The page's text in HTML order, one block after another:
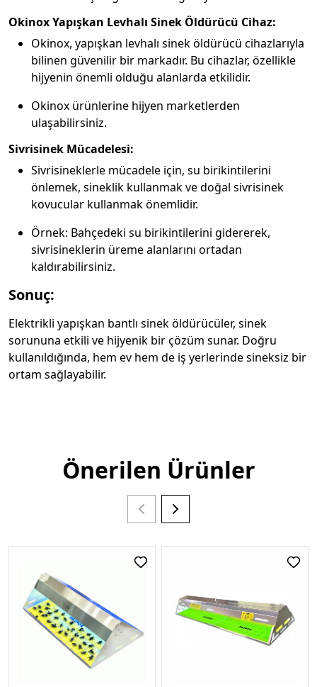
Okinox Yapışkan Levhalı Sinek Öldürücü Cihaz:
Okinox, yapışkan levhalı sinek öldürücü cihazlarıyla
bilinen güvenilir bir markadır. Bu cihazlar, özellikle
hijyenin önemli olduğu alanlarda etkilidir.
Okinox ürünlerine hijyen marketlerden
ulaşabilirsiniz.
Sivrisinek Mücadelesi:
Sivrisineklerle mücadele için, su birikintilerini
önlemek, sineklik kullanmak ve doğal sivrisinek
kovucular kullanmak önemlidir.
Örnek: Bahçedeki su birikintilerini gidererek,
sivrisineklerin üreme alanlarını ortadan
kaldırabilirsiniz.
Sonuç:
Elektrikli yapışkan bantlı sinek öldürücüler, sinek
sorununa etkili ve hijyenik bir çözüm sunar. Doğru
kullanıldığında, hem ev hem de iş yerlerinde sineksiz bir
ortam sağlayabilir.
Önerilen Ürünler